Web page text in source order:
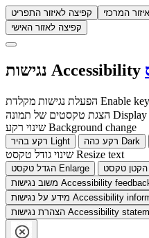
קפיצה לאיזור התפריט המרכזי
קפיצה לאזור האישי
Accessibility
Enable
Display
Background change
Light Dark
Resize text
Enlarge
Accessibility
Accessibility
Accessibility